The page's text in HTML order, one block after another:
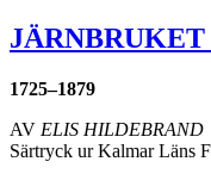
1725–1879
AV ELIS HILDEBRAND
Särtryck ur Kalmar Läns